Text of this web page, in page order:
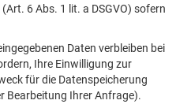
6 Abs. 1 lit. a DSGVO) sofern
Daten verbleiben bei
Ihre Einwilligung zur
für die Datenspeicherung
Bearbeitung Ihrer Anfrage).